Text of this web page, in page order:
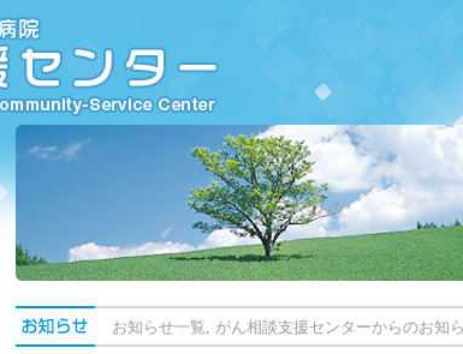
お知らせ一覧 がん相談支援センターからのお知